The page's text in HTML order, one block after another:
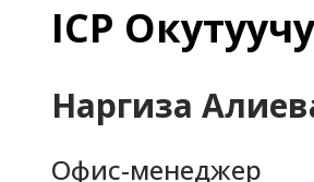
ICP
Наргиза
Офис-менеджер